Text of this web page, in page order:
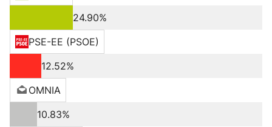
24.90%
PSE-EE (PSOE)
12.52%
OMNIA
10.83%